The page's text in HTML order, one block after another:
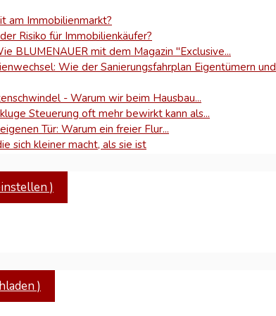
am Immobilienmarkt?
Risiko für Immobilienkäufer?
BLUMENAUER mit dem Magazin "Exclusive...
Wie der Sanierungsfahrplan Eigentümern und
- Warum wir beim Hausbau...
Steuerung oft mehr bewirkt kann als...
Tür: Warum ein freier Flur...
sich kleiner macht, als sie ist
Warum das Erbbaurecht eine Renaissance feiern...
gutes Vorhaben an lokaler Engstirnigkeit?
Warum Expertenrat teure
BLUMENAUER Immobilien veröffentlicht Magazin-
)
)